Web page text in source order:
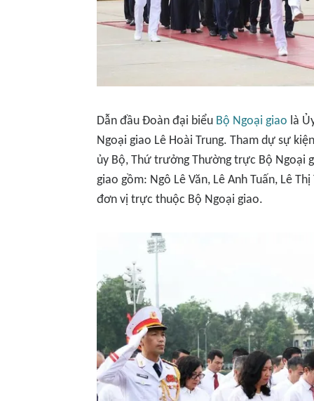
Dẫn đầu Đoàn đại biểu Bộ Ngoại giao là
Ngoại giao Lê Hoài Trung. Tham dự sự
ủy Bộ, Thứ trưởng Thường trực Bộ Ngoại
giao gồm: Ngô Lê Văn, Lê Anh Tuấn, Lê
đơn vị trực thuộc Bộ Ngoại giao.